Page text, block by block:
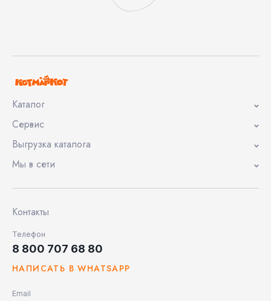
Каталог
Сервис
Выгрузка каталога
Мы в сети
Контакты
Телефон
8 800 707 68 80
НАПИСАТЬ В WHATSAPP
Email